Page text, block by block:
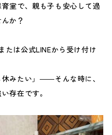
室で、親も子も安心して過
か？
たは公式LINEから受け付け
休みたい」――そんな時に、
存在です。